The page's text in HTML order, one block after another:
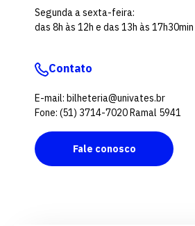
Segunda a sexta-feira:
das 8h às 12h e das 13h às 17h30min
Contato
E-mail: bilheteria@univates.br
Fone: (51) 3714-7020 Ramal 5941
Fale conosco